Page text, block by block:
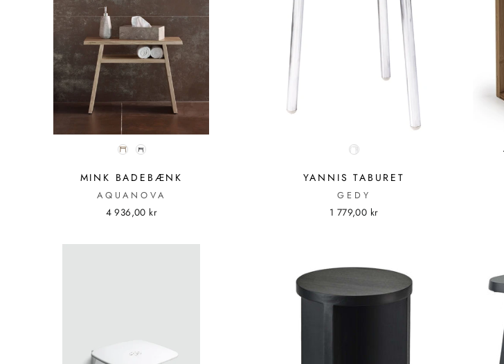
MINK BADEBÆNK
AQUANOVA
4 936,00 kr
YANNIS TABURET
GEDY
1 779,00 kr